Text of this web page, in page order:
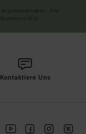
Kontaktiere Uns